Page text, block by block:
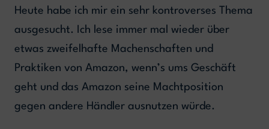
Heute habe ich mir ein sehr kontroverses Thema
ausgesucht. Ich lese immer mal wieder über
etwas zweifelhafte Machenschaften und
Praktiken von Amazon, wenn’s ums Geschäft
geht und das Amazon seine Machtposition
gegen andere Händler ausnutzen würde.